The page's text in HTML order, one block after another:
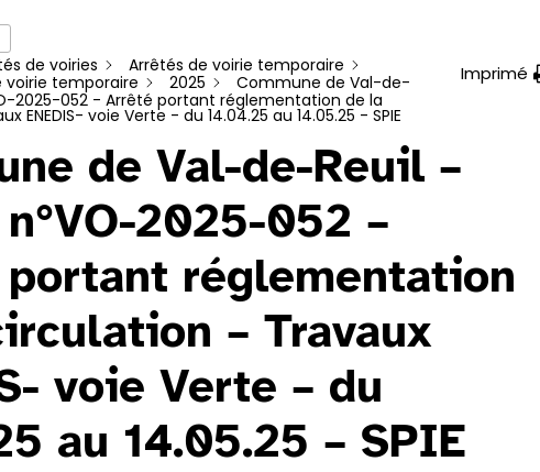
de voiries
Arrêtés de voirie temporaire
voirie temporaire
2025
Commune de Val-de-
2025-052 - Arrêté portant réglementation de la
ENEDIS- voie Verte - du 14.04.25 au 14.05.25 - SPIE
Imprimé
de Val-de-Reuil –
2025-052 –
réglementation
– Travaux
voie Verte – du
au 14.05.25 – SPIE